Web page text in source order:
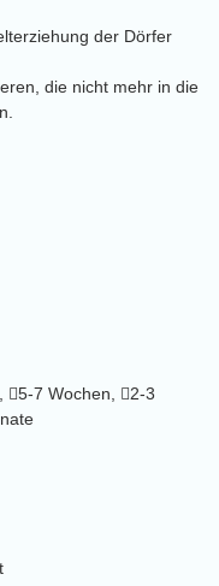
der Dörfer
die nicht mehr in die
5-7 Wochen,
2-3